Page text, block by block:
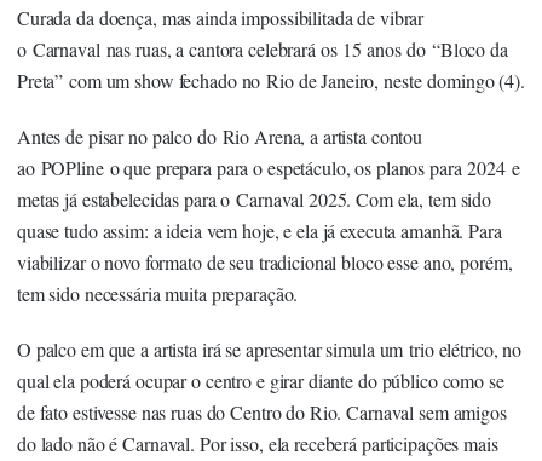
Curada da doença, mas ainda impossibilitada de vibrar
o Carnaval nas ruas, a cantora celebrará os 15 anos do “Bloco da
Preta” com um show fechado no Rio de Janeiro, neste domingo (4).
Antes de pisar no palco do Rio Arena, a artista contou
ao POPline o que prepara para o espetáculo, os planos para 2024 e
metas já estabelecidas para o Carnaval 2025. Com ela, tem sido
quase tudo assim: a ideia vem hoje, e ela já executa amanhã. Para
viabilizar o novo formato de seu tradicional bloco esse ano, porém,
tem sido necessária muita preparação.
O palco em que a artista irá se apresentar simula um trio elétrico, no
qual ela poderá ocupar o centro e girar diante do público como se
de fato estivesse nas ruas do Centro do Rio. Carnaval sem amigos
do lado não é Carnaval. Por isso, ela receberá participações mais